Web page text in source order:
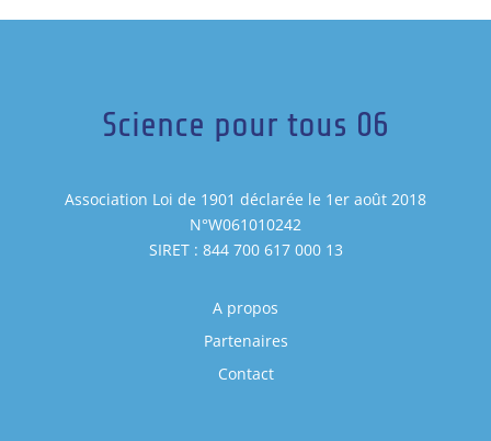
Science pour tous 06
Association Loi de 1901 déclarée le 1er août 2018
N°W061010242
SIRET : 844 700 617 000 13
A propos
Partenaires
Contact